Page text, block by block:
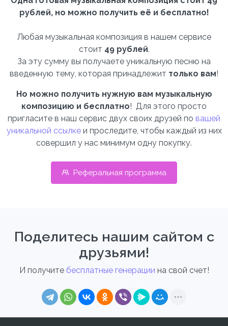
рублей, но можно получить её и бесплатно!
Любая музыкальная композиция в нашем сервисе
стоит 49 рублей.
За эту сумму вы получаете уникальную песню на
введенную тему, которая принадлежит только вам!
Но можно получить нужную вам музыкальную
композицию и бесплатно! Для этого просто
пригласите в наш сервис двух своих друзей по вашей
уникальной ссылкеи проследите, чтобы каждый из них
совершил у нас минимум одну покупку.
Реферальная программа
Поделитесь нашим сайтом с
друзьями!
И получите бесплатные генерации на свой счет!